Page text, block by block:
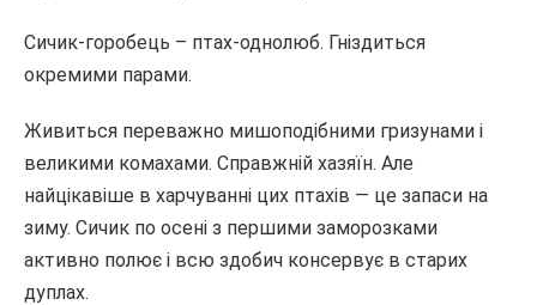
Сичик-горобець – птах-однолюб. Гніздиться
окремими парами.
Живиться переважно мишоподібними гризунами і
великими комахами. Справжній хазяїн. Але
найцікавіше в харчуванні цих птахів — це запаси на
зиму. Сичик по осені з першими заморозками
активно полює і всю здобич консервує в старих
дуплах.